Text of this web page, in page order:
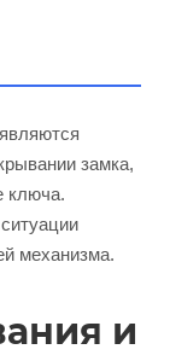
замка,
ключа.
механизма.
и